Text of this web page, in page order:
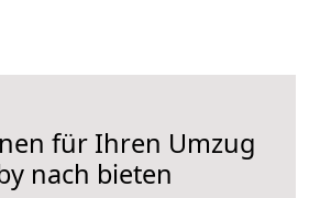
für Ihren Umzug
nach bieten